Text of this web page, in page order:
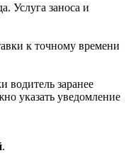
Услуга заноса и
к точному времени
водитель заранее
указать уведомление
.